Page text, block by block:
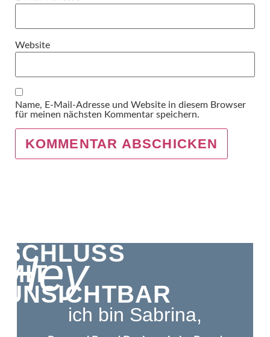
Website
Name, E-Mail-Adresse und Website in diesem Browser
für meinen nächsten Kommentar speichern.
Hey
ich bin Sabrina,
SCHLUSS
MIT
UNSICHTBAR